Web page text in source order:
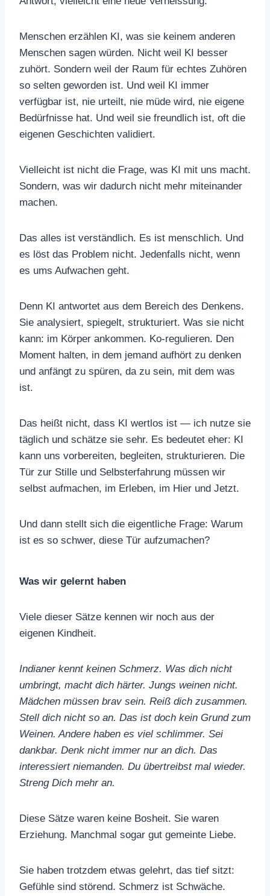
Menschen erzählen KI, was sie keinem anderen
Menschen sagen würden. Nicht weil KI besser
zuhört. Sondern weil der Raum für echtes Zuhören
so selten geworden ist. Und weil KI immer
verfügbar ist, nie urteilt, nie müde wird, nie eigene
Bedürfnisse hat. Und weil sie freundlich ist, oft die
eigenen Geschichten validiert.
Vielleicht ist nicht die Frage, was KI mit uns macht.
Sondern, was wir dadurch nicht mehr miteinander
machen.
Das alles ist verständlich. Es ist menschlich. Und
es löst das Problem nicht. Jedenfalls nicht, wenn
es ums Aufwachen geht.
Denn KI antwortet aus dem Bereich des Denkens.
Sie analysiert, spiegelt, strukturiert. Was sie nicht
kann: im Körper ankommen. Ko-regulieren. Den
Moment halten, in dem jemand aufhört zu denken
und anfängt zu spüren, da zu sein, mit dem was
ist.
Das heißt nicht, dass KI wertlos ist — ich nutze sie
täglich und schätze sie sehr. Es bedeutet eher: KI
kann uns vorbereiten, begleiten, strukturieren. Die
Tür zur Stille und Selbsterfahrung müssen wir
selbst aufmachen, im Erleben, im Hier und Jetzt.
Und dann stellt sich die eigentliche Frage: Warum
ist es so schwer, diese Tür aufzumachen?
Was wir gelernt haben
Viele dieser Sätze kennen wir noch aus der
eigenen Kindheit.
Indianer kennt keinen Schmerz. Was dich nicht
umbringt, macht dich härter. Jungs weinen nicht.
Mädchen müssen brav sein. Reiß dich zusammen.
Stell dich nicht so an. Das ist doch kein Grund zum
Weinen. Andere haben es viel schlimmer. Sei
dankbar. Denk nicht immer nur an dich. Das
interessiert niemanden. Du übertreibst mal wieder.
Streng Dich mehr an.
Diese Sätze waren keine Bosheit. Sie waren
Erziehung. Manchmal sogar gut gemeinte Liebe.
Sie haben trotzdem etwas gelehrt, das tief sitzt:
Gefühle sind störend. Schmerz ist Schwäche.